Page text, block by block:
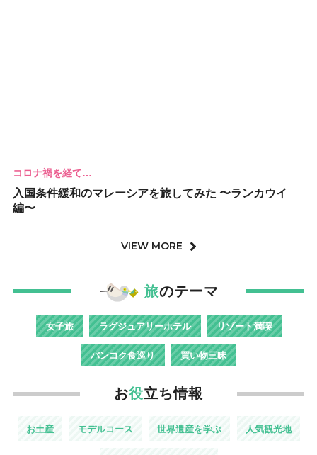
コロナ禍を経て…
入国条件緩和のマレーシアを旅してみた 〜ランカウイ
編〜
VIEW MORE
旅のテーマ
女子旅 ラグジュアリーホテル リゾート満喫
バンコク食巡り 買い物三昧
お役立ち情報
お土産 モデルコース 世界遺産を学ぶ 人気観光地